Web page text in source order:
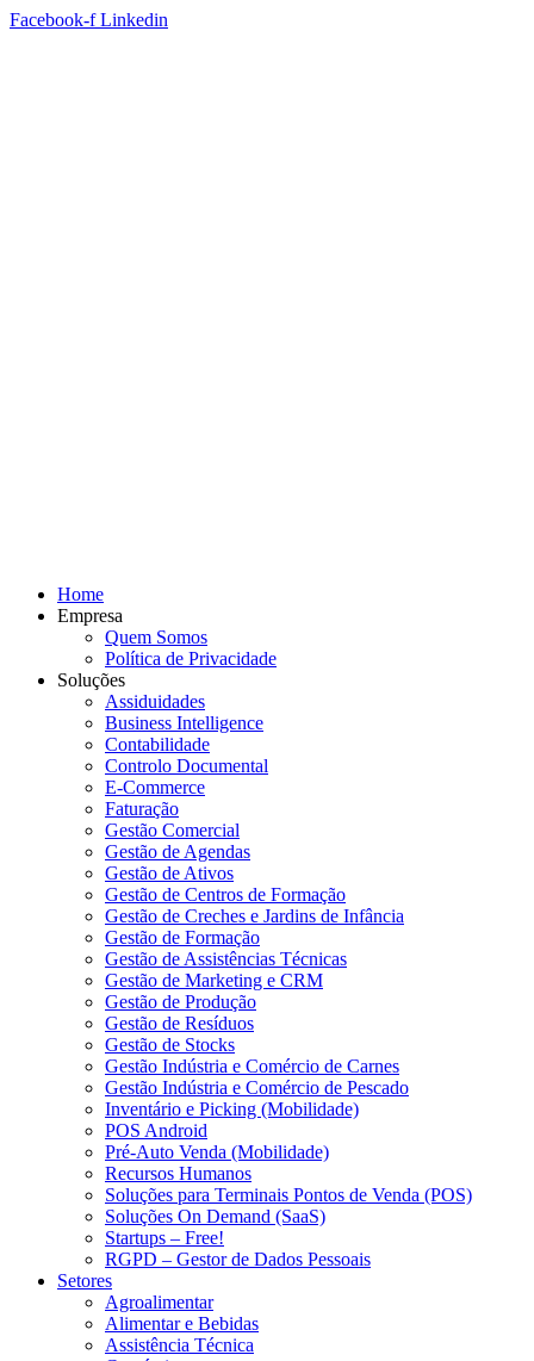
Facebook-f Linkedin
Home
Empresa
Quem Somos
Política de Privacidade
Soluções
Assiduidades
Business Intelligence
Contabilidade
Controlo Documental
E-Commerce
Faturação
Gestão Comercial
Gestão de Agendas
Gestão de Ativos
Gestão de Centros de Formação
Gestão de Creches e Jardins de Infância
Gestão de Formação
Gestão de Assistências Técnicas
Gestão de Marketing e CRM
Gestão de Produção
Gestão de Resíduos
Gestão de Stocks
Gestão Indústria e Comércio de Carnes
Gestão Indústria e Comércio de Pescado
Inventário e Picking (Mobilidade)
POS Android
Pré-Auto Venda (Mobilidade)
Recursos Humanos
Soluções para Terminais Pontos de Venda (POS)
Soluções On Demand (SaaS)
Startups – Free!
RGPD – Gestor de Dados Pessoais
Setores
Agroalimentar
Alimentar e Bebidas
Assistência Técnica